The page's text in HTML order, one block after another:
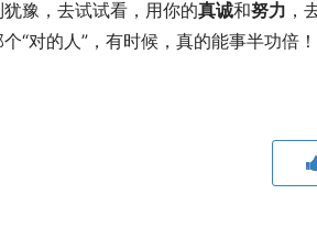
犹豫，去试试看，用你的真诚和努力 ，
“对的人”，有时候，真的能事半功倍！